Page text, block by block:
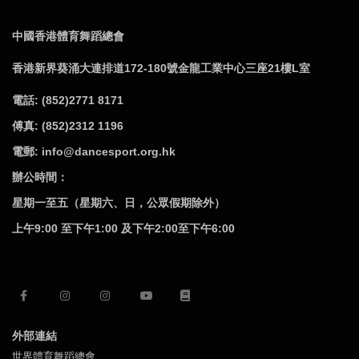
中國香港體育舞蹈總會
香港新界葵涌大連排道172-180號金龍工業中心三座21樓L室
電話: (852)2771 8171
傅真: (852)2312 1196
電郵: info@dancesport.org.hk
辦公時間：
星期一至五（星期六、日，公眾假期除外）
上午9:00 至下午1:00 及下午2:00至下午6:00
外部連結
世界體育舞蹈總會